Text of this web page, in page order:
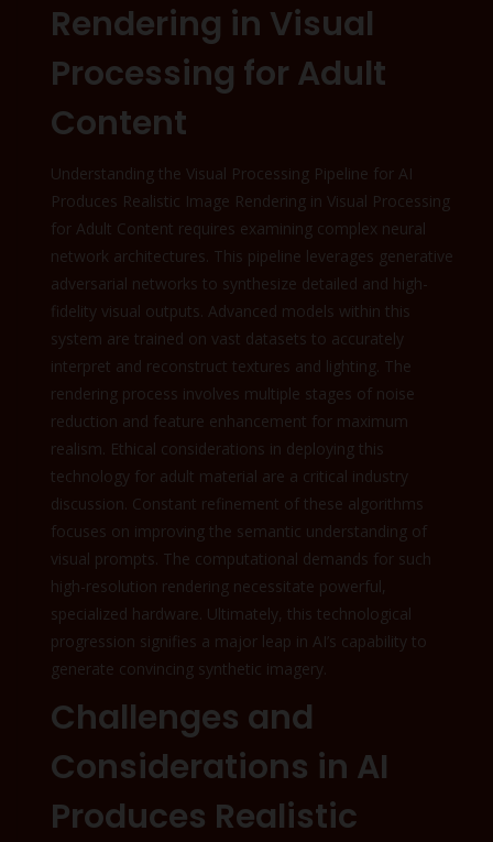
Rendering in Visual
Processing for Adult
Content
Understanding the Visual Processing Pipeline for AI
Produces Realistic Image Rendering in Visual Processing
for Adult Content requires examining complex neural
network architectures. This pipeline leverages generative
adversarial networks to synthesize detailed and high-
fidelity visual outputs. Advanced models within this
system are trained on vast datasets to accurately
interpret and reconstruct textures and lighting. The
rendering process involves multiple stages of noise
reduction and feature enhancement for maximum
realism. Ethical considerations in deploying this
technology for adult material are a critical industry
discussion. Constant refinement of these algorithms
focuses on improving the semantic understanding of
visual prompts. The computational demands for such
high-resolution rendering necessitate powerful,
specialized hardware. Ultimately, this technological
progression signifies a major leap in AI’s capability to
generate convincing synthetic imagery.
Challenges and
Considerations in AI
Produces Realistic